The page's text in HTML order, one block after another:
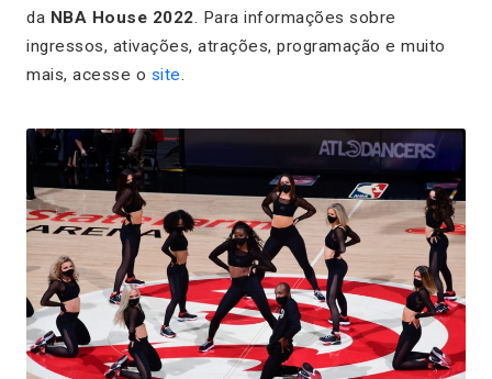
da NBA House 2022. Para informações sobre
ingressos, ativações, atrações, programação e muito
mais, acesse o site.